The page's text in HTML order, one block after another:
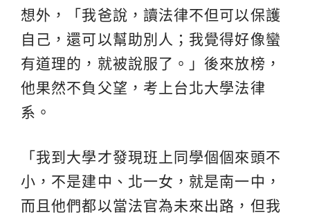
想外，「我爸說，讀法律不但可以保護
自己，還可以幫助別人；我覺得好像蠻
有道理的，就被說服了。」後來放榜，
他果然不負父望，考上台北大學法律
系。
「我到大學才發現班上同學個個來頭不
小，不是建中、北一女，就是南一中，
而且他們都以當法官為未來出路，但我